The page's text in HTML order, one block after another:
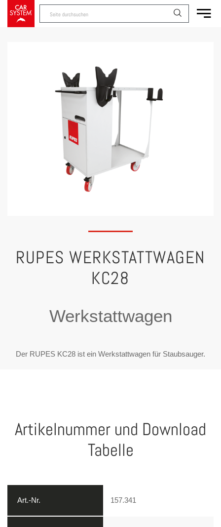
RUPES WERKSTATTWAGEN
KC28
Werkstattwagen
Der RUPES KC28 ist ein Werkstattwagen für Staubsauger.
Artikelnummer und Download
Tabelle
157.341